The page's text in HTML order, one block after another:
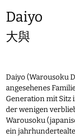
Daiyo
大與
Daiyo (Warousoku
angesehenes
Generation mit Sitz
der wenigen
Warousoku
ein